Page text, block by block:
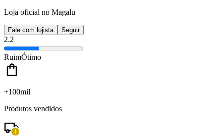
Loja oficial no Magalu
Fale com lojista Seguir
2.2
RuimÓtimo
+100mil
Produtos vendidos